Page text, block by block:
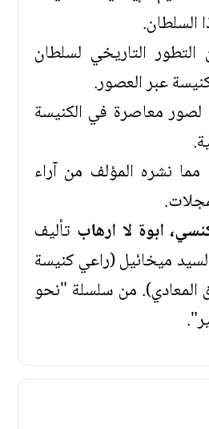
السلطان.
التاريخي لسلطان
عبر العصور.
معاصرة في الكنيسة
نشره المؤلف من آراء
ابوة لا ارهاب تأليف
ميخائيل (راعي كنيسة
من سلسلة "نحو